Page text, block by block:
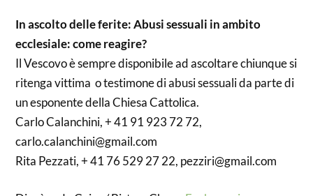
In ascolto delle ferite: Abusi sessuali in ambito
ecclesiale: come reagire?
Il Vescovo è sempre disponibile ad ascoltare chiunque si
ritenga vittima o testimone di abusi sessuali da parte di
un esponente della Chiesa Cattolica.
Carlo Calanchini, + 41 91 923 72 72,
carlo.calanchini@gmail.com
Rita Pezzati, + 41 76 529 27 22, pezziri@gmail.com